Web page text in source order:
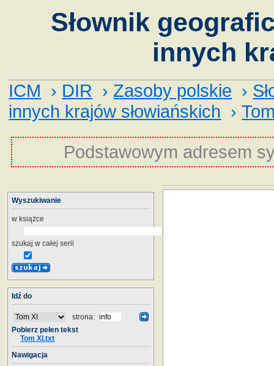
Słownik
innych
ICM › DIR › Zasoby polskie ›
innych krajów słowiańskich ›
Podstawowym adresem
Wyszukiwanie
w książce
szukaj w całej serii
Idź do
strona:
Pobierz pełen tekst
Tom XI.txt
Nawigacja